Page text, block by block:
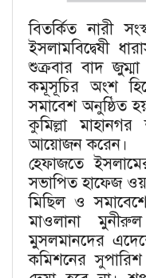
বিতর্কিত নারী
ইসলামবিদ্বেষী
শুক্রবার বাদ জুম্মা
কমূসূচির অংশ
সমাবেশ অনুষ্ঠিত
কুমিল্লা
আয়োজন করেন।
হেফাজতে
সভাপিত হাফেজ
মিছিল ও
মাওলানা
মুসলমানদের
কমিশনের সুপারিশ